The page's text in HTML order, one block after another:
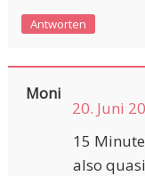
Antworten
Moni
20. Juni
15
also